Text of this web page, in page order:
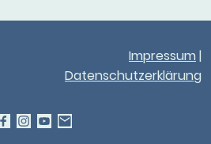
Impressum |
Datenschutzerklärung